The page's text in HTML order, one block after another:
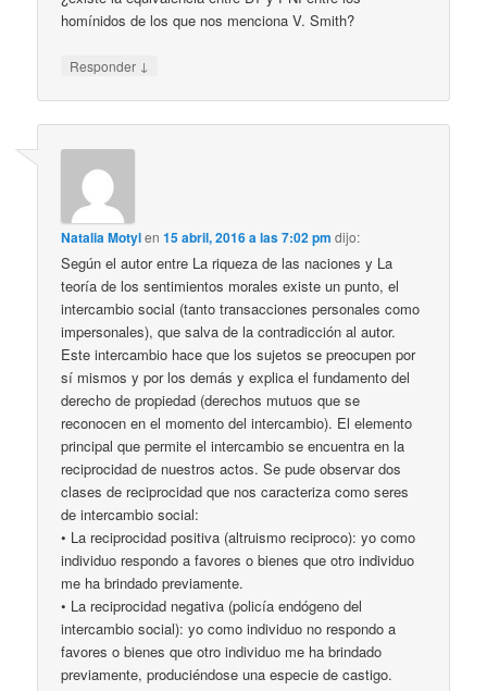
homínidos de los que nos menciona V. Smith?
Responder ↓
Natalia Motylen15 abril, 2016 a las 7:02 pm dijo:
Según el autor entre La riqueza de las naciones y La
teoría de los sentimientos morales existe un punto, el
intercambio social (tanto transacciones personales como
impersonales), que salva de la contradicción al autor.
Este intercambio hace que los sujetos se preocupen por
sí mismos y por los demás y explica el fundamento del
derecho de propiedad (derechos mutuos que se
reconocen en el momento del intercambio). El elemento
principal que permite el intercambio se encuentra en la
reciprocidad de nuestros actos. Se pude observar dos
clases de reciprocidad que nos caracteriza como seres
de intercambio social:
• La reciprocidad positiva (altruismo reciproco): yo como
individuo respondo a favores o bienes que otro individuo
me ha brindado previamente.
• La reciprocidad negativa (policía endógeno del
intercambio social): yo como individuo no respondo a
favores o bienes que otro individuo me ha brindado
previamente, produciéndose una especie de castigo.